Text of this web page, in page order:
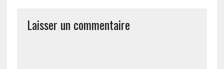
Laisser un commentaire